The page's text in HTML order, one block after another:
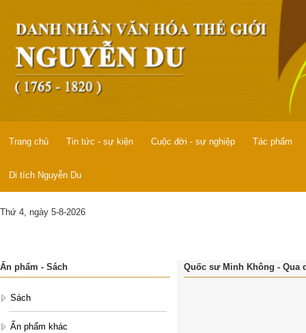
Trang chủ Tin tức - sự kiện Cuộc đời - sự nghiệp Tác phẩm
Di tích Nguyễn Du
Thứ 4, ngày 5-8-2026
Ấn phẩm - Sách
Sách
Ấn phẩm khác
Quốc sư Minh Không - Qua